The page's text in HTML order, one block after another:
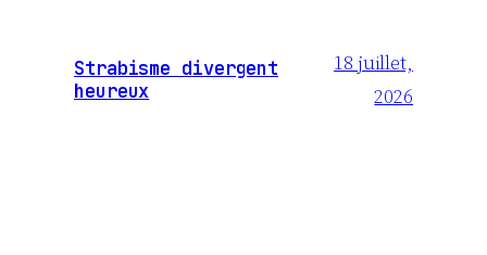
Strabisme divergent
heureux
18 juillet,
2026